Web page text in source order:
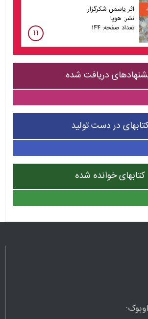
اثر یاسمن شکرگزار
نشر: هوپا
تعداد صفحه: ۱۴۴
۱۱
دریافت شده
در دست تولید
کتابهای خوانده شده